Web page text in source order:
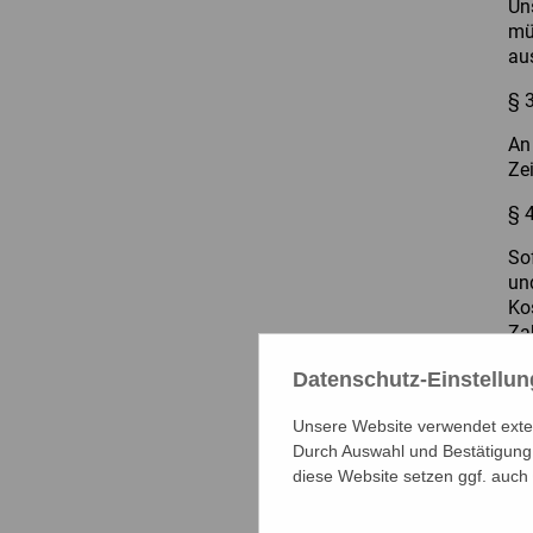
§
§
Datenschutz-
Unsere Website verwendet
Durch Auswahl und
diese Website setzen ggf.